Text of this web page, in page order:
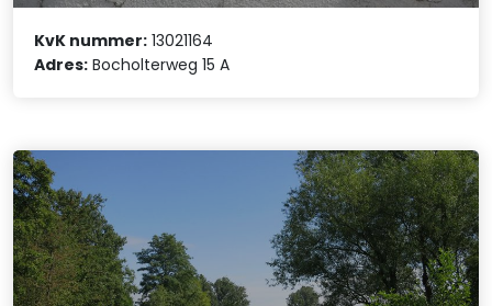
KvK nummer: 13021164
Adres: Bocholterweg 15 A